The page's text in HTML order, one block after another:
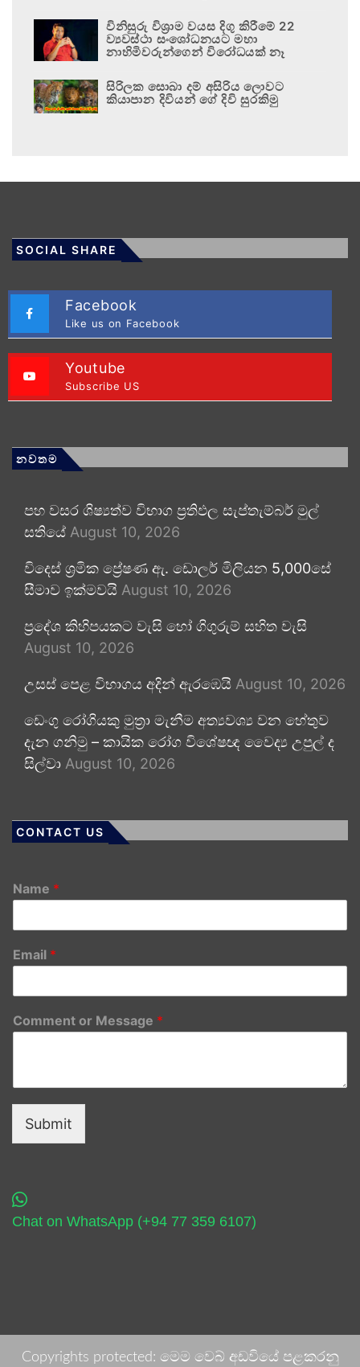
විනිසුරු විශ්‍රාම වයස දිගු කිරීමේ 22
ව්‍යවස්ථා සංශෝධනයට මහා
නාහිමිවරුන්ගෙන් විරෝධයක් නෑ
සිරිලක සොබා දම් අසිරිය ලොවට
කියාපාන දිවියන් ගේ දිවි සුරකිමු
SOCIAL SHARE
Facebook
Like us on Facebook
Youtube
Subscribe US
නවතම
පහ වසර ශිෂ්‍යත්ව විභාග ප්‍රතිඵල සැප්තැම්බර් මුල්
සතියේ August 10, 2026
විදෙස් ශ්‍රමික ප්‍රේෂණ ඇ. ඩොලර් මිලියන 5,000සේ
සීමාව ඉක්මවයි August 10, 2026
ප්‍රදේශ කිහිපයකට වැසි හෝ ගිගුරුම් සහිත වැසි
August 10, 2026
උසස් පෙළ විභාගය අදින් ඇරඹෙයි August 10, 2026
ඩෙංගු රෝගියකු ⁣මුත්‍රා මැනීම අත්‍යවශ්‍ය වන හේතුව
දැන ගනිමු – කායික රෝග විශේෂඥ වෛද්‍ය උපුල් ද
සිල්වා August 10, 2026
CONTACT US
Name *
Email *
Comment or Message *
Submit
Chat on WhatsApp (+94 77 359 6107)
Copyrights protected: මෙම වෙබ් අඩවියේ පළකරනු